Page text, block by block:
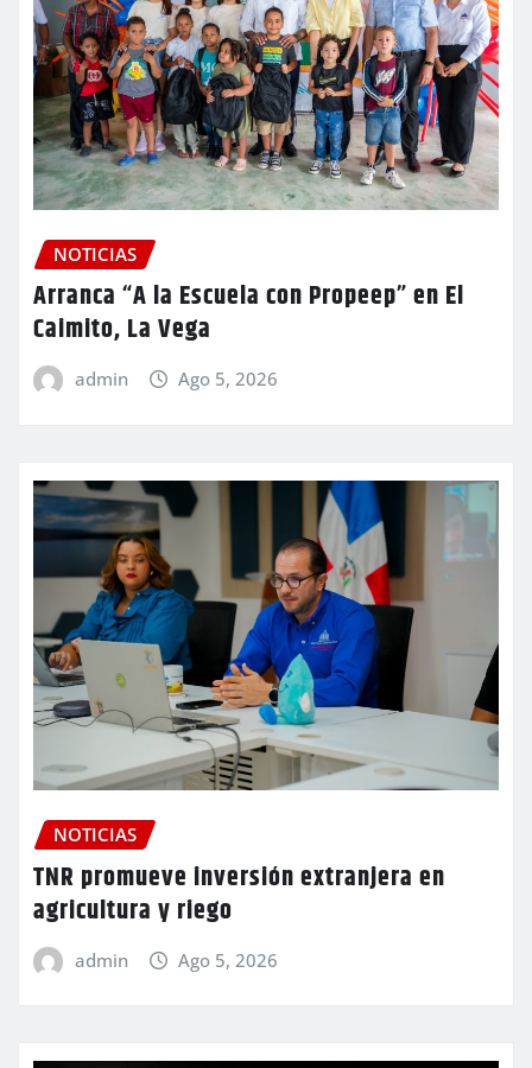
NOTICIAS
Arranca “A la Escuela con Propeep” en El
Caimito, La Vega
admin Ago 5, 2026
NOTICIAS
TNR promueve inversión extranjera en
agricultura y riego
admin Ago 5, 2026